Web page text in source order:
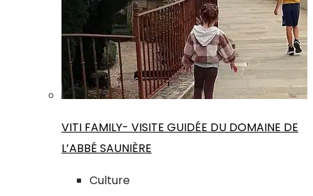
VITI FAMILY- VISITE GUIDÉE DU DOMAINE DE
L’ABBÉ SAUNIÈRE
Culture